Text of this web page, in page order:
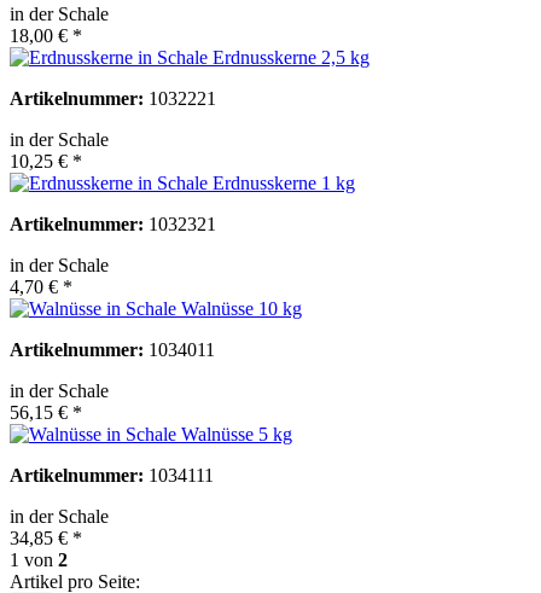
in der Schale
18,00 € *
Erdnusskerne 2,5 kg
Artikelnummer: 1032221
in der Schale
10,25 € *
Erdnusskerne 1 kg
Artikelnummer: 1032321
in der Schale
4,70 € *
Walnüsse 10 kg
Artikelnummer: 1034011
in der Schale
56,15 € *
Walnüsse 5 kg
Artikelnummer: 1034111
in der Schale
34,85 € *
1 von 2
Artikel pro Seite: